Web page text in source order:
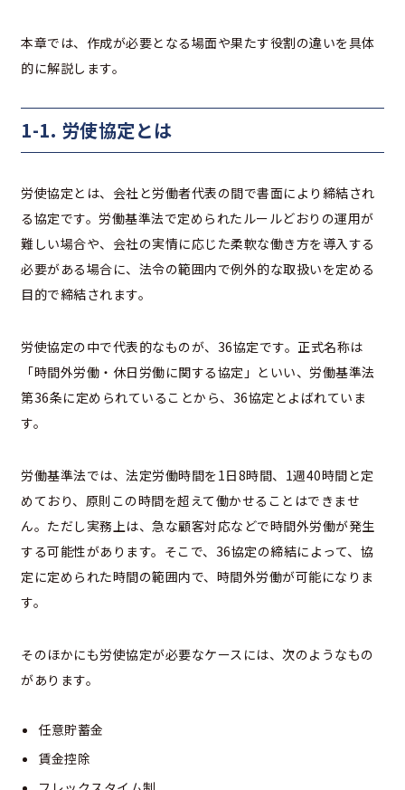
本章では、作成が必要となる場面や果たす役割の違いを具体
的に解説します。
1-1. 労使協定とは
労使協定とは、会社と労働者代表の間で書面により締結され
る協定です。労働基準法で定められたルールどおりの運用が
難しい場合や、会社の実情に応じた柔軟な働き方を導入する
必要がある場合に、法令の範囲内で例外的な取扱いを定める
目的で締結されます。
労使協定の中で代表的なものが、36協定です。正式名称は
「時間外労働・休日労働に関する協定」といい、労働基準法
第36条に定められていることから、36協定とよばれていま
す。
労働基準法では、法定労働時間を1日8時間、1週40時間と定
めており、原則この時間を超えて働かせることはできませ
ん。ただし実務上は、急な顧客対応などで時間外労働が発生
する可能性があります。そこで、36協定の締結によって、協
定に定められた時間の範囲内で、時間外労働が可能になりま
す。
そのほかにも労使協定が必要なケースには、次のようなもの
があります。
任意貯蓄金
賃金控除